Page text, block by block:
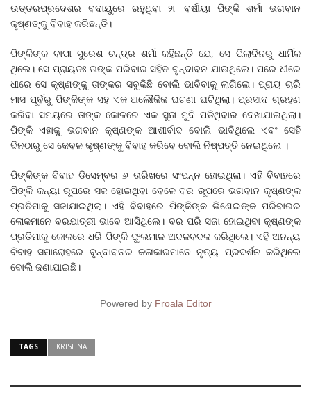
ଉତ୍ତରପ୍ରଦେଶର ବଦାୟୁରେ ରହୁଥିବା ୨୮ ବର୍ଷୀୟା ପିଙ୍କି ଶର୍ମା ଭଗବାନ
କୃଷ୍ଣଙ୍କୁ ବିବାହ କରିଛନ୍ତି।
ପିଙ୍କିଙ୍କ ବାପା ସୁରେଶ ଚନ୍ଦ୍ର ଶର୍ମା କହିଛନ୍ତି ଯେ, ସେ ପିଲାଦିନରୁ ଧାର୍ମିକ
ଥିଲେ। ସେ ପ୍ରାୟତଃ ତାଙ୍କ ପରିବାର ସହିତ ବୃନ୍ଦାବନ ଯାଉଥିଲେ। ପରେ ଧୀରେ
ଧୀରେ ସେ କୃଷ୍ଣଙ୍କୁ ତାଙ୍କର ସବୁକିଛି ବୋଲି ଭାବିବାକୁ ଲାଗିଲେ। ପ୍ରାୟ ଚାରି
ମାସ ପୂର୍ବରୁ ପିଙ୍କିଙ୍କ ସହ ଏକ ଅଲୌକିକ ଘଟଣା ଘଟିଥିଲା। ପ୍ରସାଦ ଗ୍ରହଣ
କରିବା ସମୟରେ ତାଙ୍କ କୋଳରେ ଏକ ସୁନା ମୁଦି ପଡିଥିବାର ଦେଖାଯାଇଥିଲା।
ପିଙ୍କି ଏହାକୁ ଭଗବାନ କୃଷ୍ଣଙ୍କ ଆଶୀର୍ବାଦ ବୋଲି ଭାବିଥିଲେ ଏବଂ ସେହି
ଦିନଠାରୁ ସେ କେବଳ କୃଷ୍ଣଙ୍କୁ ବିବାହ କରିବେ ବୋଲି ନିଷ୍ପତ୍ତି ନେଇଥିଲେ ।
ପିଙ୍କିଙ୍କ ବିବାହ ଡିସେମ୍ବର ୬ ତାରିଖରେ ସଂପନ୍ନ ହୋଇଥିଲା। ଏହି ବିବାହରେ
ପିଙ୍କି କନ୍ୟା ରୂପରେ ସଜ ହୋଇଥିବା ବେଳେ ବର ରୂପରେ ଭଗବାନ କୃଷ୍ଣଙ୍କ
ପ୍ରତିମାକୁ ସଜାଯାଇଥିଲା। ଏହି ବିବାହରେ ପିଙ୍କିଙ୍କ ଭିଣେଇଙ୍କ ପରିବାରର
ଲୋକମାନେ ବରଯାତ୍ରୀ ଭାବେ ଆସିଥିଲେ। ବର ପରି ସଜା ହୋଇଥିବା କୃଷ୍ଣଙ୍କ
ପ୍ରତିମାକୁ କୋଳରେ ଧରି ପିଙ୍କି ଫୁଲମାଳ ଅଦଳବଦଳ କରିଥିଲେ। ଏହି ଅନନ୍ୟ
ବିବାହ ସମାରୋହରେ ବୃନ୍ଦାବନର କଳାକାରମାନେ ନୃତ୍ୟ ପ୍ରଦର୍ଶନ କରିଥିଲେ
ବୋଲି ଜଣାଯାଇଛି।
Powered by Froala Editor
TAGS KRISHNA